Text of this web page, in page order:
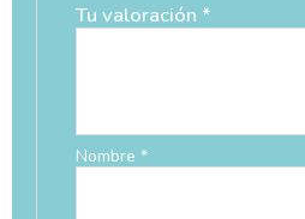
Tu valoración *
Nombre *